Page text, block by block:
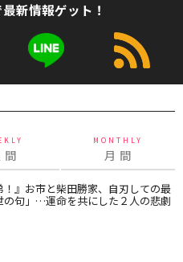
新情報ゲット！
間
MONTHLY
月 間
！』お市と柴田勝家、自刃しての最
の句」…運命を共にした２人の悲劇